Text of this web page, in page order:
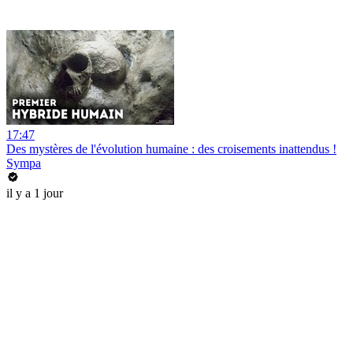
17:47
Des mystères de l'évolution humaine : des croisements inattendus !
Sympa
il y a 1 jour